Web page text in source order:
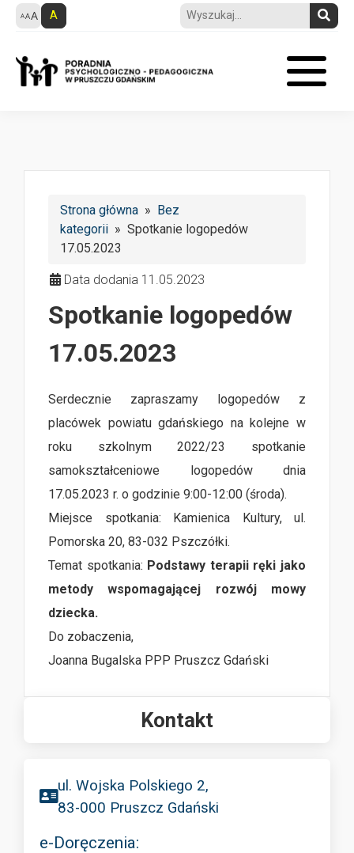
A
Strona główna » Bez
kategorii » Spotkanie logopedów
17.05.2023
Data dodania 11.05.2023
Spotkanie logopedów
17.05.2023
Serdecznie zapraszamy logopedów z
placówek powiatu gdańskiego na kolejne w
roku szkolnym 2022/23 spotkanie
samokształceniowe logopedów dnia
17.05.2023 r. o godzinie 9:00-12:00 (środa).
Miejsce spotkania: Kamienica Kultury, ul.
Pomorska 20, 83-032 Pszczółki.
Temat spotkania: Podstawy terapii ręki jako
metody wspomagającej rozwój mowy
dziecka.
Do zobaczenia,
Joanna Bugalska PPP Pruszcz Gdański
Kontakt
ul. Wojska Polskiego 2,
83-000 Pruszcz Gdański
e-Doręczenia: